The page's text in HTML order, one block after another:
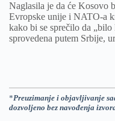
Naglasila je da će Kosovo
Evropske unije i NATO-a
kako bi se sprečilo da
sprovedena putem Srbije,
*Preuzimanje i objavljivanje
dozvoljeno bez navođenja